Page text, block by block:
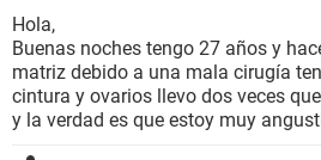
BIENESTAR
SEXUALIDAD
GLOSARIO
Hola,
Buenas noches tengo 27 años y
matriz debido a una mala cirugía
cintura y ovarios llevo dos veces
y la verdad es que estoy muy